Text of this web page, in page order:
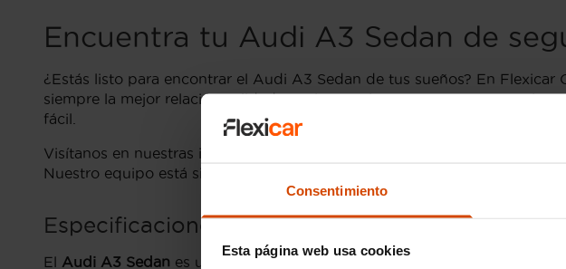
Consentimiento
Esta página web usa cookies
Encuentra tu Audi A3 Sedan de
¿Estás listo para encontrar el Audi A3 Sedan de tus sueños? En
siempre la mejor relación calidad-precio. Gracias a nuestro
fácil.
Visítanos en nuestras instalaciones en Coruña y descubre por qué
Nuestro equipo está siempre dispuesto a resolver tus dudas y ayudarte
Especificaciones del Audi A3 Sedan en A Coruña
El Audi A3 Sedan es una opción popular entre los conductores de